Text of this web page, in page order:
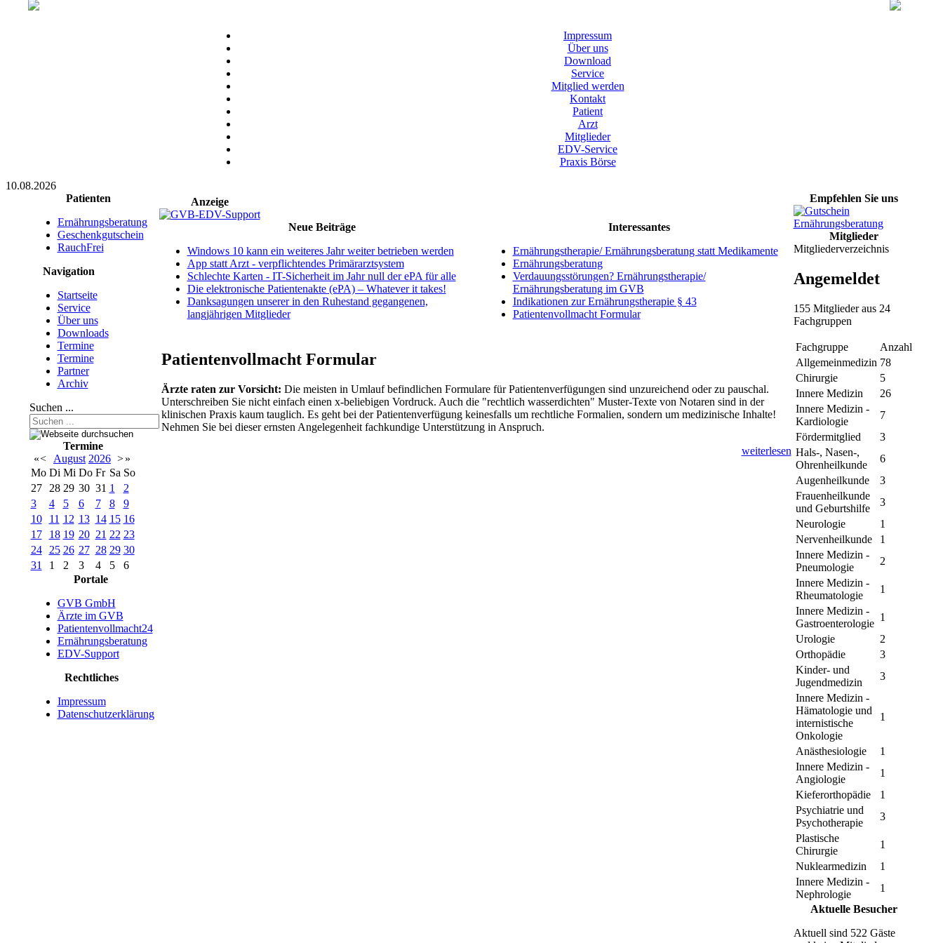
Impressum
Über uns
Download
Service
Mitglied werden
Kontakt
Patient
Arzt
Mitglieder
EDV-Service
Praxis Börse
10.08.2026
Patienten
Ernährungsberatung
Geschenkgutschein
RauchFrei
Navigation
Startseite
Service
Über uns
Downloads
Termine
Termine
Partner
Archiv
Suchen ...
Termine
«< August 2026 >»
Mo Di Mi Do Fr Sa So
27
28 29 30 31 1
2
3
4 5 6 7 8
9
10
11 12 13 14 15 16
17
18 19 20 21 22 23
24
25 26 27 28 29 30
31
1 2 3 4 5
6
Portale
GVB GmbH
Ärzte im GVB
Patientenvollmacht24
Ernährungsberatung
EDV-Support
Rechtliches
Impressum
Datenschutzerklärung
Anzeige
Neue Beiträge
Windows 10 kann ein weiteres Jahr weiter betrieben werden
App statt Arzt - verpflichtendes Primärarztsystem
Schlechte Karten - IT-Sicherheit im Jahr null der ePA für alle
Die elektronische Patientenakte (ePA) – Whatever it takes!
Danksagungen unserer in den Ruhestand gegangenen,
langjährigen Mitglieder
Interessantes
Ernährungstherapie/ Ernährungsberatung statt Medikamente
Ernährungsberatung
Verdauungsstörungen? Ernährungstherapie/
Ernährungsberatung im GVB
Indikationen zur Ernährungstherapie § 43
Patientenvollmacht Formular
Patientenvollmacht Formular
Ärzte raten zur Vorsicht: Die meisten in Umlauf befindlichen Formulare für Patientenverfügungen sind unzureichend oder zu pauschal.
Unterschreiben Sie nicht einfach einen x-beliebigen Vordruck. Auch die "rechtlich wasserdichten" Muster-Texte von Notaren sind in der
klinischen Praxis kaum tauglich. Es geht bei der Patientenverfügung keinesfalls um rechtliche Formalien, sondern um medizinische Inhalte!
Nehmen Sie bei dieser ernsten Angelegenheit fachkundige Unterstützung in Anspruch.
weiterlesen
Empfehlen Sie uns
Mitglieder
Mitgliederverzeichnis
Angemeldet
155 Mitglieder aus 24
Fachgruppen
Fachgruppe
Anzahl
Allgemeinmedizin 78
Chirurgie
5
Innere Medizin
26
Innere Medizin -
Kardiologie
7
Fördermitglied
3
Hals-, Nasen-,
Ohrenheilkunde
6
Augenheilkunde
3
Frauenheilkunde
und Geburtshilfe
3
Neurologie
1
Nervenheilkunde
1
Innere Medizin -
Pneumologie
2
Innere Medizin -
Rheumatologie
1
Innere Medizin -
Gastroenterologie
1
Urologie
2
Orthopädie
3
Kinder- und
Jugendmedizin
3
Innere Medizin -
Hämatologie und
internistische
Onkologie
1
Anästhesiologie
1
Innere Medizin -
Angiologie
1
Kieferorthopädie
1
Psychiatrie und
Psychotherapie
3
Plastische
Chirurgie
1
Nuklearmedizin
1
Innere Medizin -
Nephrologie
1
Aktuelle Besucher
Aktuell sind 522 Gäste